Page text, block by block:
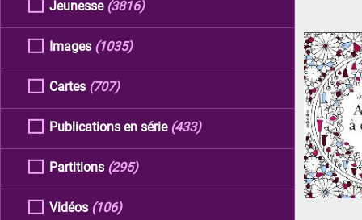
Jeunesse (3816)
Images (1035)
Cartes (707)
Publications en série (433)
Partitions (295)
Vidéos (106)